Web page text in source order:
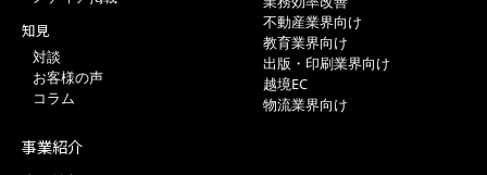
知見
対談
お客様の声
コラム
不動産業界向け
教育業界向け
出版・印刷業界向け
越境EC
物流業界向け
事業紹介